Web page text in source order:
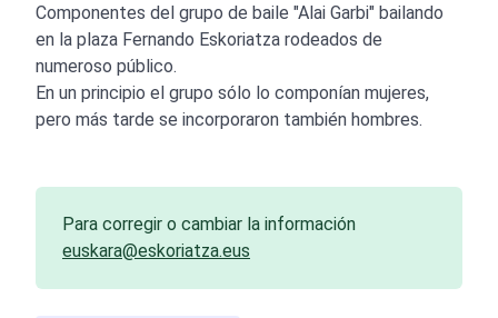
Componentes del grupo de baile "Alai Garbi" bailando
en la plaza Fernando Eskoriatza rodeados de
numeroso público.
En un principio el grupo sólo lo componían mujeres,
pero más tarde se incorporaron también hombres.
Para corregir o cambiar la información
euskara@eskoriatza.eus